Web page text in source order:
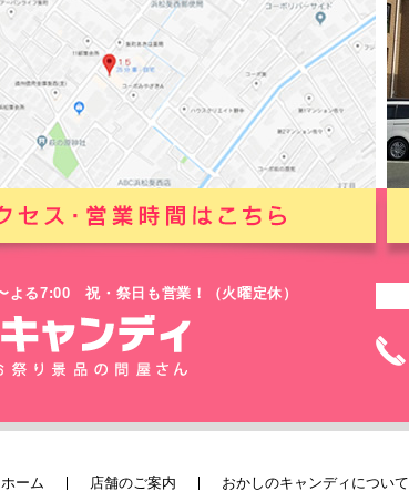
よる7:00 祝・祭日も営業！（火曜定休）
ホーム 店舗のご案内 おかしのキャンディについて